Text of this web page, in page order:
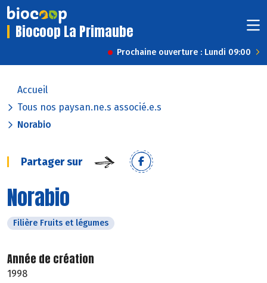
Biocoop La Primaube
Prochaine ouverture : Lundi 09:00
Accueil
Tous nos paysan.ne.s associé.e.s
Norabio
Partager sur
Norabio
Filière Fruits et légumes
Année de création
1998